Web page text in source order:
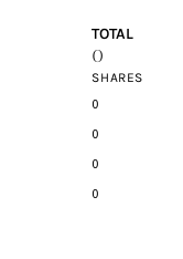
TOTAL
0
SHARES
0
0
0
0